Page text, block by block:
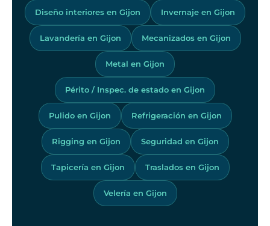
Diseño interiores en Gijon Invernaje en Gijon
Lavandería en Gijon Mecanizados en Gijon
Metal en Gijon
Périto / Inspec. de estado en Gijon
Pulido en Gijon Refrigeración en Gijon
Rigging en Gijon Seguridad en Gijon
Tapicería en Gijon Traslados en Gijon
Velería en Gijon